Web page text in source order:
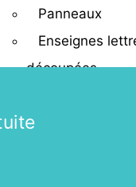
Panneaux
Enseignes
découpées